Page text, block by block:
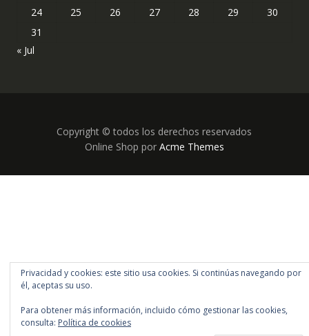
24
25 26 27 28 29
30
31
« Jul
Copyright © todos los derechos reservados
Online Shop por Acme Themes
Privacidad y cookies: este sitio usa cookies. Si continúas navegando por
él, aceptas su uso.
Para obtener más información, incluido cómo gestionar las cookies,
consulta: Política de cookies